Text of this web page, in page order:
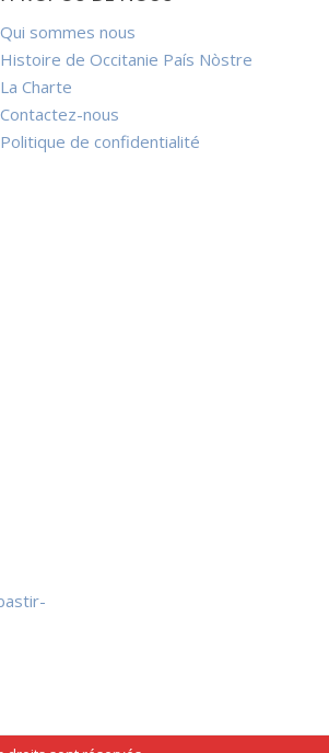
Qui sommes nous
Histoire de Occitanie País Nòstre
La Charte
Contactez-nous
Politique de confidentialité